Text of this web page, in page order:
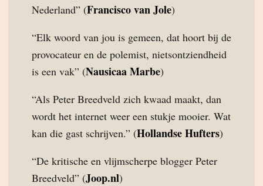
Nederland” (Francisco van Jole)
“Elk woord van jou is gemeen, dat hoort bij de
provocateur en de polemist, nietsontziendheid
is een vak” (Nausicaa Marbe)
“Als Peter Breedveld zich kwaad maakt, dan
wordt het internet weer een stukje mooier. Wat
kan die gast schrijven.” (Hollandse Hufters)
“De kritische en vlijmscherpe blogger Peter
Breedveld” (Joop.nl)